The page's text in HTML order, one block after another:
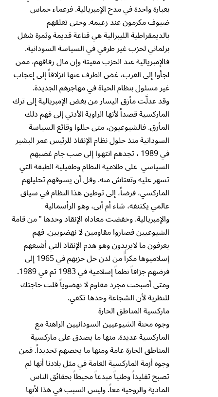
بعبارة واحدة في مدح الإمبريالية. فزعماء حماس
ضيوف مكرمون عند زعيمه. وحتى تعلقهم
بالديمقراطية الليبرالية هي قناعة قديمة وثمرة شغل
برلماني لحزب غير طرفي في السياسة السودانية.
فالإمبريالية عند الحزب مقيتة وإن مال رفاقهم، ممن
لجأوا إلى الغرب، غض الطرف عنها انزلاقاً إلى إعجاب
غير مسئول بنظام الحياة في مهاجرهم الجديدة.
وقد عدلَّت مأزق اليسار من بغض الإمبريالية إلى ترك
الماركسية قصداً لأنها الزاوية الأدني إلى فهم ذلك
المأزق. فالشيوعيون، متى حللوا وقائع السياسة
السودانية منذ حلول نظام الإنقاذ للرئيس عمر البشير
في 1989 ، تجدهم انتهوا إلى صب جام غضبهم
السياسي على ظلامية النظام وطفيلية الطبقة التي
تسهر عليه وتعتاش منه. وقل أن يسوقهم تحليلهم
الماركسي، فرضاً، إلى توطين هذا النظام في سياق
عالمي يكتنفه، شاء أم أبى، وهو الرأسمالية
والإمبريالية. وخفضت معاداة الإنقاذ وحدها ” من قامة
الشيوعيين فصاروا مقاومين لا نهضويين. فهم
يعرفون ما لايريدون وهو هدم الإنقاذ التي أشبعهم
إسلاميوها مكراًً من لدن حل حزبهم في 1965 إلى
فرضهم جزافاً نظماً إسلامية في 1983 ثم في 1989.
ومتى أصبحت مجرد مقاوم لا نهضوياً قلت حاجتك
للنظرية لأن الشجاعة وحدها تكفي.
ماركسية المناطق الحارة
وجوه محنة الشيوعيين السودانيين الراهنة مع
الماركسية عديدة. منها ما يصدق على ماركسية
المناطق الحارة عامة ومنها ما يخصهم تحديداً. فمن
وجوه أزمة الماركسية العامة في مثل بلادنا أنها لم
تصبح تقليداً وطنياً مبدعاً محيطاً بحقائق الناس
المادية والروحية معاً. وليس السبب في هذا لأنها